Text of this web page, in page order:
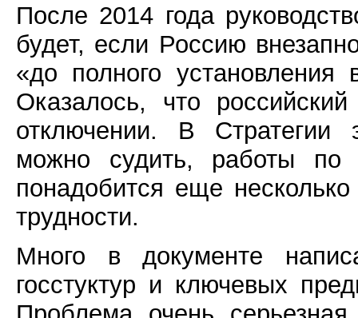
После 2014 года
будет, если Россию
«до полного установления
Оказалось, что
отключении. В Стратегии
можно судить, работы
понадобится еще
трудности.
Много в документе
госстуктур и ключевых